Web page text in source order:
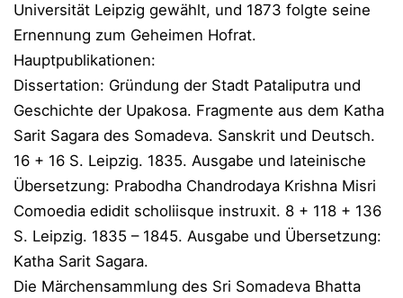
Universität Leipzig gewählt, und 1873 folgte seine
Ernennung zum Geheimen Hofrat.
Hauptpublikationen:
Dissertation: Gründung der Stadt Pataliputra und
Geschichte der Upakosa. Fragmente aus dem Katha
Sarit Sagara des Somadeva. Sanskrit und Deutsch.
16 + 16 S. Leipzig. 1835. Ausgabe und lateinische
Übersetzung: Prabodha Chandrodaya Krishna Misri
Comoedia edidit scholiisque instruxit. 8 + 118 + 136
S. Leipzig. 1835 – 1845. Ausgabe und Übersetzung:
Katha Sarit Sagara.
Die Märchensammlung des Sri Somadeva Bhatta